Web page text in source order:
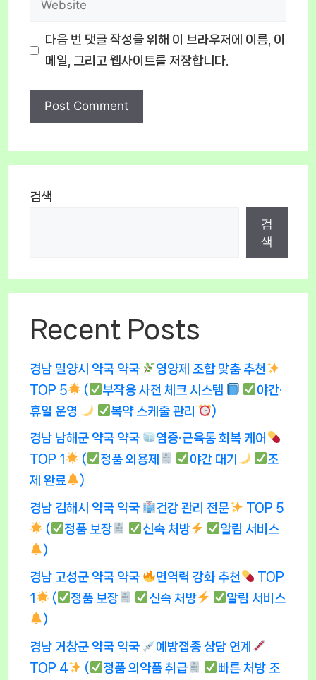
다음 번 댓글 작성을 위해 이 브라우저에 이름, 이
메일, 그리고 웹사이트를 저장합니다.
검색
검
색
Recent Posts
경남 밀양시 약국 약국
영양제 조합 맞춤 추천
TOP 5
( 부작용 사전 체크 시스템
야간·
휴일 운영
복약 스케줄 관리 )
경남 남해군 약국 약국
염증·근육통 회복 케어
TOP 1
( 정품 외용제 야간 대기
조
제 완료
)
경남 김해시 약국 약국 건강 관리 전문
TOP 5
(
정품 보장 신속 처방
알림 서비스
)
경남 고성군 약국 약국 면역력 강화 추천
TOP
1
( 정품 보장 신속 처방
알림 서비스
)
경남 거창군 약국 약국
예방접종 상담 연계
TOP 4
( 정품 의약품 취급 빠른 처방 조